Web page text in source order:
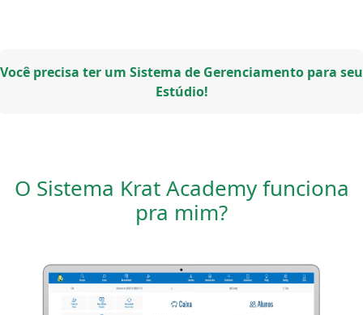
Você precisa ter um Sistema de Gerenciamento para seu
Estúdio!
O Sistema Krat Academy funciona
pra mim?